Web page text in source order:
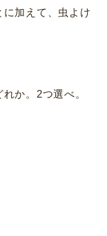
加えて、虫よけ
か。2つ選べ。